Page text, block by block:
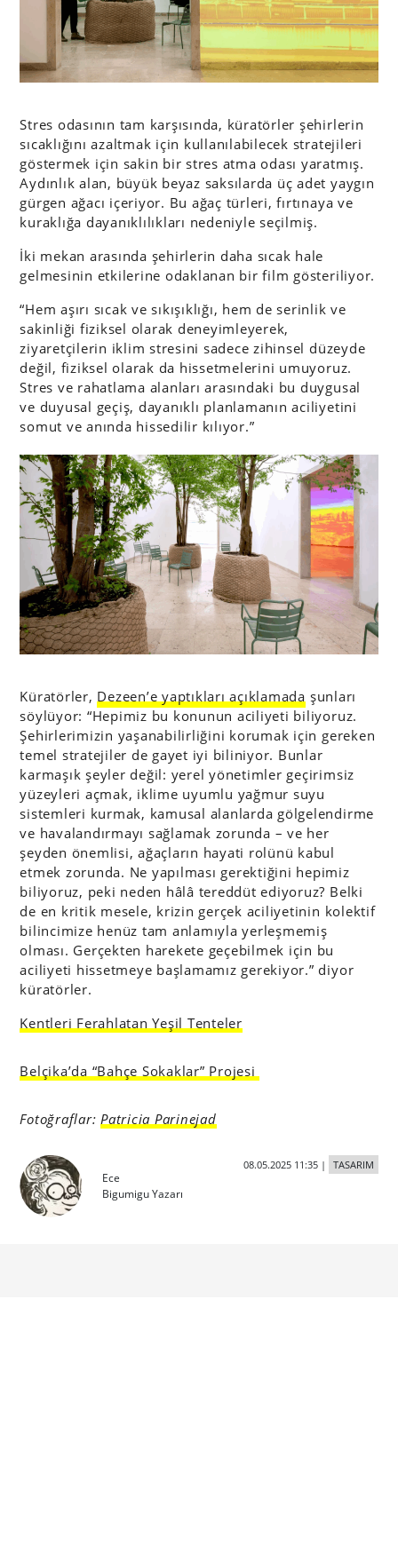
Stres odasının tam karşısında, küratörler şehirlerin
sıcaklığını azaltmak için kullanılabilecek stratejileri
göstermek için sakin bir stres atma odası yaratmış.
Aydınlık alan, büyük beyaz saksılarda üç adet yaygın
gürgen ağacı içeriyor. Bu ağaç türleri, fırtınaya ve
kuraklığa dayanıklılıkları nedeniyle seçilmiş.
İki mekan arasında şehirlerin daha sıcak hale
gelmesinin etkilerine odaklanan bir film gösteriliyor.
“Hem aşırı sıcak ve sıkışıklığı, hem de serinlik ve
sakinliği fiziksel olarak deneyimleyerek,
ziyaretçilerin iklim stresini sadece zihinsel düzeyde
değil, fiziksel olarak da hissetmelerini umuyoruz.
Stres ve rahatlama alanları arasındaki bu duygusal
ve duyusal geçiş, dayanıklı planlamanın aciliyetini
somut ve anında hissedilir kılıyor.”
Küratörler, Dezeen’e yaptıkları açıklamada şunları
söylüyor: “Hepimiz bu konunun aciliyeti biliyoruz.
Şehirlerimizin yaşanabilirliğini korumak için gereken
temel stratejiler de gayet iyi biliniyor. Bunlar
karmaşık şeyler değil: yerel yönetimler geçirimsiz
yüzeyleri açmak, iklime uyumlu yağmur suyu
sistemleri kurmak, kamusal alanlarda gölgelendirme
ve havalandırmayı sağlamak zorunda – ve her
şeyden önemlisi, ağaçların hayati rolünü kabul
etmek zorunda. Ne yapılması gerektiğini hepimiz
biliyoruz, peki neden hâlâ tereddüt ediyoruz? Belki
de en kritik mesele, krizin gerçek aciliyetinin kolektif
bilincimize henüz tam anlamıyla yerleşmemiş
olması. Gerçekten harekete geçebilmek için bu
aciliyeti hissetmeye başlamamız gerekiyor.” diyor
küratörler.
Kentleri Ferahlatan Yeşil Tenteler
Belçika’da “Bahçe Sokaklar” Projesi
Fotoğraflar: Patricia Parinejad
Ece
Bigumigu Yazarı
08.05.2025 11:35| TASARIM